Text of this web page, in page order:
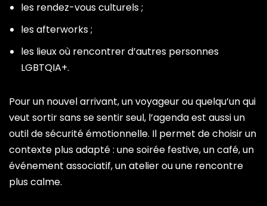
les rendez-vous culturels ;
les afterworks ;
les lieux où rencontrer d’autres personnes
LGBTQIA+.
Pour un nouvel arrivant, un voyageur ou quelqu’un qui
veut sortir sans se sentir seul, l’agenda est aussi un
outil de sécurité émotionnelle. Il permet de choisir un
contexte plus adapté : une soirée festive, un café, un
événement associatif, un atelier ou une rencontre
plus calme.